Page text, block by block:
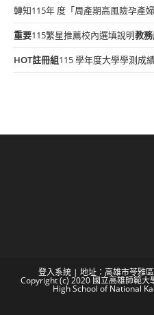
轉知115年 度「周產期高風險孕產
重要115繁星推薦校內選填說明教
HOT註冊組115 學年度大學學測成
登入系統 | 地址：高雄市苓雅
Copyright (c) 2020 國立高雄師範
High School of National